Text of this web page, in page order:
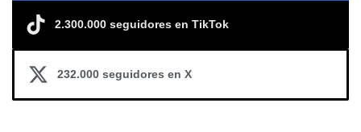
2.300.000 seguidores en TikTok
232.000 seguidores en X